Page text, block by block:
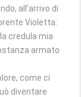
all’arrivo di
Violetta:
credula mia
armato
come ci
diventare